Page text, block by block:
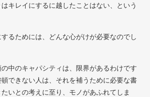
キレイにするに越したことはない、という
るためには、どんな心がけが必要なのでし
の中のキャパシティは、限界があるわけです
できない人は、それを補うために必要な書
いとの考えに至り、モノがあふれてしま